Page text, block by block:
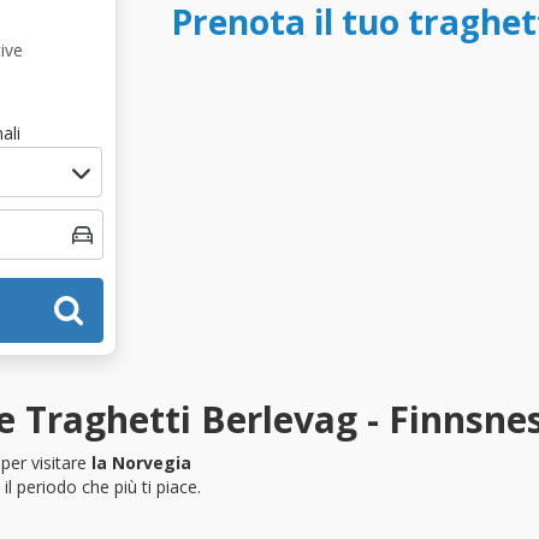
Prenota il tuo
Traghetti Berlevag -
visitare la Norvegia
periodo che più ti piace.